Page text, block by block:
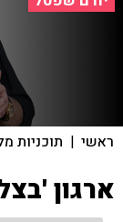
ראשי | תוכניות
ארגון